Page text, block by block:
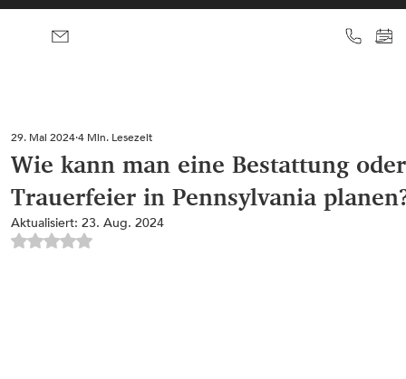
Wie kann man eine Bestattung oder
Trauerfeier in Pennsylvania
29. Mai 2024 4 Min. Lesezeit
Aktualisiert:23. Aug. 2024
Mit NaN von 5 Sternen bewertet.